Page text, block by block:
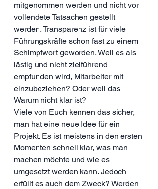
mitgenommen werden und nicht vor
vollendete Tatsachen gestellt
werden. Transparenz ist für viele
Führungskräfte schon fast zu einem
Schimpfwort geworden. Weil es als
lästig und nicht zielführend
empfunden wird, Mitarbeiter mit
einzubeziehen? Oder weil das
Warum nicht klar ist?
Viele von Euch kennen das sicher,
man hat eine neue Idee für ein
Projekt. Es ist meistens in den ersten
Momenten schnell klar, was man
machen möchte und wie es
umgesetzt werden kann. Jedoch
erfüllt es auch dem Zweck? Werden